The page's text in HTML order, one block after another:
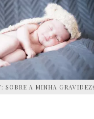
SOBRE A MINHA GRAVIDEZ!